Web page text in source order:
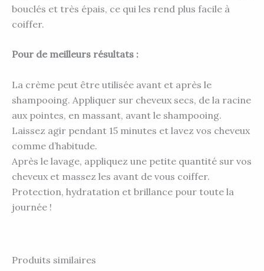
bouclés et très épais, ce qui les rend plus facile à
coiffer.
Pour de meilleurs résultats :
La crème peut être utilisée avant et après le
shampooing. Appliquer sur cheveux secs, de la racine
aux pointes, en massant, avant le shampooing.
Laissez agir pendant 15 minutes et lavez vos cheveux
comme d’habitude.
Après le lavage, appliquez une petite quantité sur vos
cheveux et massez les avant de vous coiffer.
Protection, hydratation et brillance pour toute la
journée !
Produits similaires